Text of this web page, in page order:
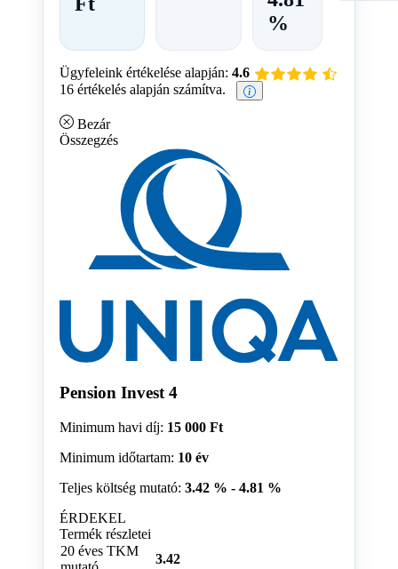
%
Ügyfeleink értékelése alapján: 4.6
16 értékelés alapján számítva.
Bezár
Összegzés
Pension Invest 4
Minimum havi díj: 15 000 Ft
Minimum időtartam: 10 év
Teljes költség mutató: 3.42 % - 4.81 %
ÉRDEKEL
Termék részletei
20 éves TKM
3.42